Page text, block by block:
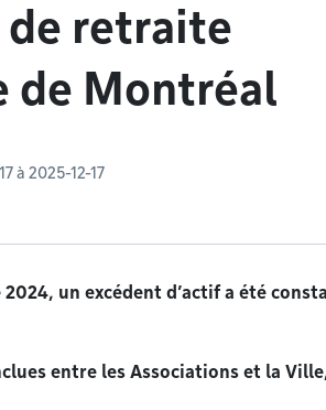
de retraite
de Montréal
à 2025-12-17
un excédent d’actif a été
entre les Associations et la